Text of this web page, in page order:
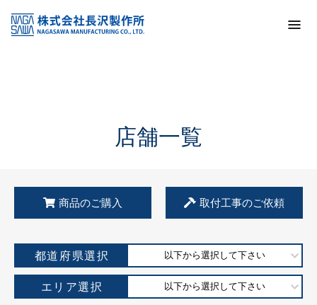
KSS加盟店・取扱店情報
店舗一覧
店舗一覧
商品のご購入 取付工事のご依頼
都道府県選択 以下から選択して下さい
エリア選択 以下から選択して下さい